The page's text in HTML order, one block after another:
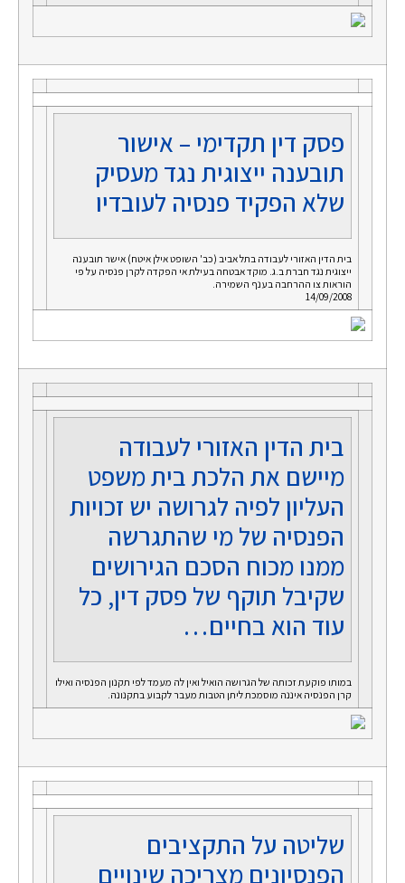
פסק דין תקדימי – אישור
תובענה ייצוגית נגד מעסיק
שלא הפקיד פנסיה לעובדיו
בית הדין האזורי לעבודה בתל אביב (כב' השופט אילן איטח) אישר תובענה
ייצוגית נגד חברת ב.ג. מוקד אבטחה בעילת אי הפקדה לקרן פנסיה על פי
הוראות צו ההרחבה בענף השמירה.
14/09/2008
בית הדין האזורי לעבודה
מיישם את הלכת בית משפט
העליון לפיה לגרושה יש זכויות
הפנסיה של מי שהתגרשה
ממנו מכוח הסכם הגירושים
שקיבל תוקף של פסק דין, כל
עוד הוא בחיים…
במותו פוקעת זכותה של הגרושה הואיל ואין לה מעמד לפי תקנון הפנסיה ואילו
קרן הפנסיה איננה מוסמכת ליתן הטבות מעבר לקבוע בתקנונה.
שליטה על התקציבים
הפנסיונים מצריכה שינויים